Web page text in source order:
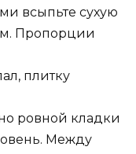
всыпьте сухую
Пропорции
плитку
ровной кладки
Между